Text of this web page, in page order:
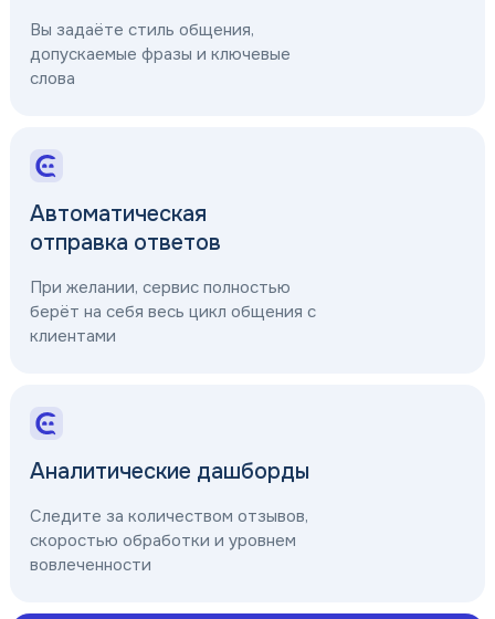
Вы задаёте стиль общения,
допускаемые фразы и ключевые
слова
Автоматическая
отправка ответов
При желании, сервис полностью
берёт на себя весь цикл общения с
клиентами
Аналитические дашборды
Следите за количеством отзывов,
скоростью обработки и уровнем
вовлеченности